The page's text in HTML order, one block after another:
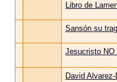
Libro de
Sansón su
Jesucristo NO
David